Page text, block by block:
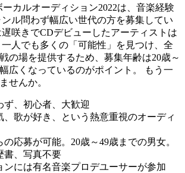
カルオーディション2022は、音楽経験
ル問わず幅広い世代の方を募集してい
咲きでCDデビューしたアーティストは
一人でも多くの「可能性」を見つけ、全
の場を提供するため、募集年齢は20歳～
広くなっているのがポイント。
もう一
せんか。
ず、初心者、大歓迎
、歌が好き、という熱意重視のオーディ
応募が可能。20歳～49歳までの男女。
書、写真不要
ンには有名音楽プロデユーサーが参加